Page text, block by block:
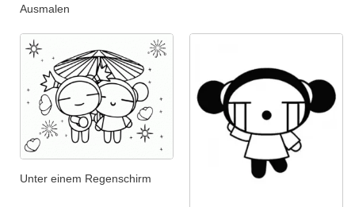
Ausmalen
Unter einem Regenschirm